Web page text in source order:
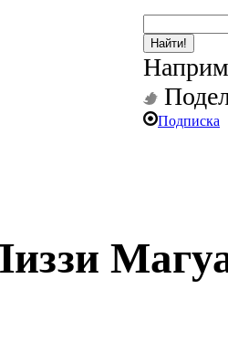
Найти!
Подписка